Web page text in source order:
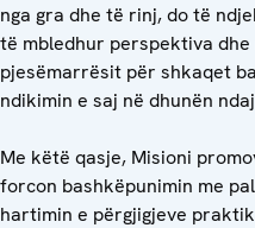
nga gra dhe të rinj, do të
të mbledhur perspektiva dhe
pjesëmarrësit për shkaqet
ndikimin e saj në dhunën
Me këtë qasje, Misioni
forcon bashkëpunimin me
hartimin e përgjigjeve